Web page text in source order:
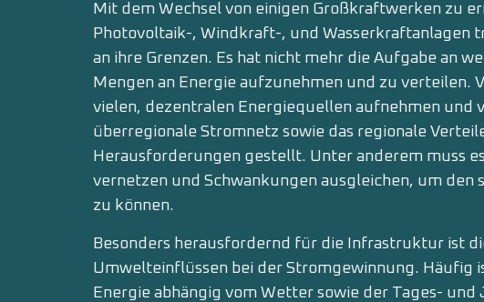
Mit dem Wechsel von einigen Großkraftwerken zu
Photovoltaik-, Windkraft-, und
an ihre Grenzen. Es hat nicht mehr die Aufgabe an
Mengen an Energie aufzunehmen und zu verteilen.
vielen, dezentralen Energiequellen aufnehmen und
überregionale Stromnetz sowie das regionale
Herausforderungen gestellt. Unter anderem muss
vernetzen und Schwankungen ausgleichen, um
zu können.
Besonders herausfordernd für die Infrastruktur ist
Umwelteinflüssen bei der Stromgewinnung. Häufig
Energie abhängig vom Wetter sowie der Tages-